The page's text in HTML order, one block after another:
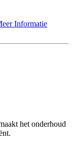
Informatie
het onderhoud